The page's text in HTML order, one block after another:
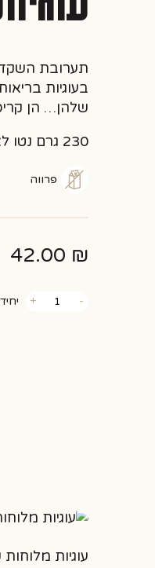
תערובת
בעוגיות
שלהן… הן
230 גרם נטו לאריזה
פרווה
42.00 ₪
-של
+
עוגיות